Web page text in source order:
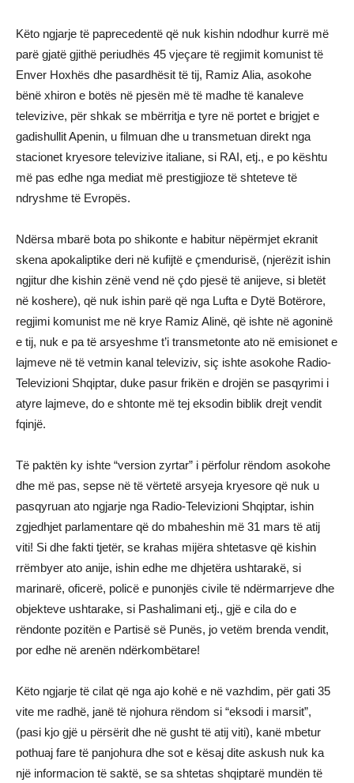
Këto ngjarje të paprecedentë që nuk kishin ndodhur kurrë më
parë gjatë gjithë periudhës 45 vjeçare të regjimit komunist të
Enver Hoxhës dhe pasardhësit të tij, Ramiz Alia, asokohe
bënë xhiron e botës në pjesën më të madhe të kanaleve
televizive, për shkak se mbërritja e tyre në portet e brigjet e
gadishullit Apenin, u filmuan dhe u transmetuan direkt nga
stacionet kryesore televizive italiane, si RAI, etj., e po kështu
më pas edhe nga mediat më prestigjioze të shteteve të
ndryshme të Evropës.
Ndërsa mbarë bota po shikonte e habitur nëpërmjet ekranit
skena apokaliptike deri në kufijtë e çmendurisë, (njerëzit ishin
ngjitur dhe kishin zënë vend në çdo pjesë të anijeve, si bletët
në koshere), që nuk ishin parë që nga Lufta e Dytë Botërore,
regjimi komunist me në krye Ramiz Alinë, që ishte në agoninë
e tij, nuk e pa të arsyeshme t’i transmetonte ato në emisionet e
lajmeve në të vetmin kanal televiziv, siç ishte asokohe Radio-
Televizioni Shqiptar, duke pasur frikën e drojën se pasqyrimi i
atyre lajmeve, do e shtonte më tej eksodin biblik drejt vendit
fqinjë.
Të paktën ky ishte “version zyrtar” i përfolur rëndom asokohe
dhe më pas, sepse në të vërtetë arsyeja kryesore që nuk u
pasqyruan ato ngjarje nga Radio-Televizioni Shqiptar, ishin
zgjedhjet parlamentare që do mbaheshin më 31 mars të atij
viti! Si dhe fakti tjetër, se krahas mijëra shtetasve që kishin
rrëmbyer ato anije, ishin edhe me dhjetëra ushtarakë, si
marinarë, oficerë, policë e punonjës civile të ndërmarrjeve dhe
objekteve ushtarake, si Pashalimani etj., gjë e cila do e
rëndonte pozitën e Partisë së Punës, jo vetëm brenda vendit,
por edhe në arenën ndërkombëtare!
Këto ngjarje të cilat që nga ajo kohë e në vazhdim, për gati 35
vite me radhë, janë të njohura rëndom si “eksodi i marsit”,
(pasi kjo gjë u përsërit dhe në gusht të atij viti), kanë mbetur
pothuaj fare të panjohura dhe sot e kësaj dite askush nuk ka
një informacion të saktë, se sa shtetas shqiptarë mundën të